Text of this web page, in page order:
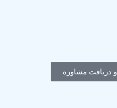
دریافت مشاوره